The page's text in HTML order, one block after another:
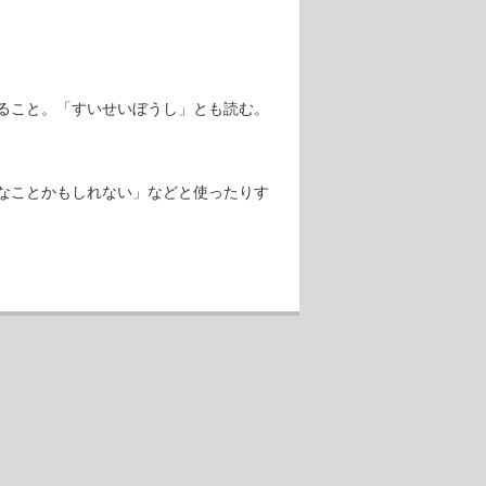
と。「すいせいぼうし」とも読む。
ことかもしれない」などと使ったりす